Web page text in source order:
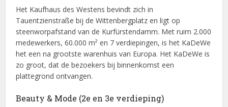
Het Kaufhaus des Westens bevindt zich in
Tauentzienstraße bij de Wittenbergplatz en ligt op
steenworpafstand van de Kurfürstendamm. Met ruim 2.000
medewerkers, 60.000 m² en 7 verdiepingen, is het KaDeWe
het een na grootste warenhuis van Europa. Het KaDeWe is
zo groot, dat de bezoekers bij binnenkomst een
plattegrond ontvangen.
Beauty & Mode (2e en 3e verdieping)